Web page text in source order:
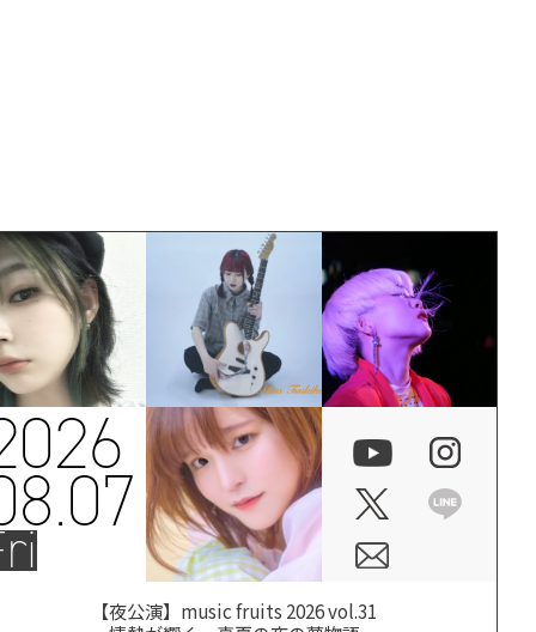
【夜公演】music fruits 2026 vol.31